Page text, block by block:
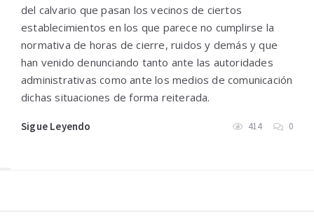
del calvario que pasan los vecinos de ciertos
establecimientos en los que parece no cumplirse la
normativa de horas de cierre, ruidos y demás y que
han venido denunciando tanto ante las autoridades
administrativas como ante los medios de comunicación
dichas situaciones de forma reiterada.
Sigue Leyendo 414 0